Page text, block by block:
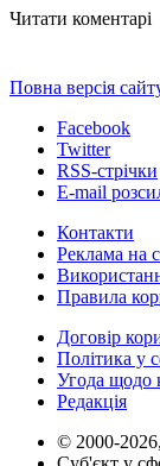
Читати коментарі
Повна версія
Facebook
Twitter
RSS-стрічки
E-mail
Контакти
Реклама на
Правила
Договір
Політика у
Угода щодо
Редакція
© 2000-